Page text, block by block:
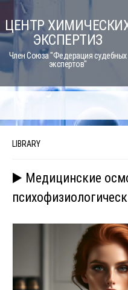
Skip
to
content
ЦЕНТР
ЭКСПЕРТИЗ
Член Союза "Федерация судебных
экспертов"
LIBRARY
▶️ Медицинские